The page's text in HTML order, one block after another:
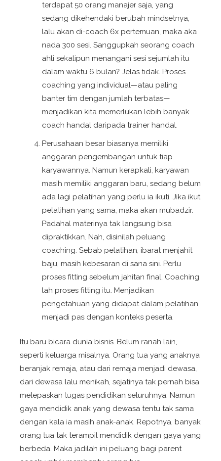
terdapat 50 orang manajer saja, yang
sedang dikehendaki berubah mindsetnya,
lalu akan di-coach 6x pertemuan, maka aka
nada 300 sesi. Sanggupkah seorang coach
ahli sekalipun menangani sesi sejumlah itu
dalam waktu 6 bulan? Jelas tidak. Proses
coaching yang individual—atau paling
banter tim dengan jumlah terbatas—
menjadikan kita memerlukan lebih banyak
coach handal daripada trainer handal.
Perusahaan besar biasanya memiliki
anggaran pengembangan untuk tiap
karyawannya. Namun kerapkali, karyawan
masih memiliki anggaran baru, sedang belum
ada lagi pelatihan yang perlu ia ikuti. Jika ikut
pelatihan yang sama, maka akan mubadzir.
Padahal materinya tak langsung bisa
dipraktikkan. Nah, disinilah peluang
coaching. Sebab pelatihan, ibarat menjahit
baju, masih kebesaran di sana sini. Perlu
proses fitting sebelum jahitan final. Coaching
lah proses fitting itu. Menjadikan
pengetahuan yang didapat dalam pelatihan
menjadi pas dengan konteks peserta.
Itu baru bicara dunia bisnis. Belum ranah lain,
seperti keluarga misalnya. Orang tua yang anaknya
beranjak remaja, atau dari remaja menjadi dewasa,
dari dewasa lalu menikah, sejatinya tak pernah bisa
melepaskan tugas pendidikan seluruhnya. Namun
gaya mendidik anak yang dewasa tentu tak sama
dengan kala ia masih anak-anak. Repotnya, banyak
orang tua tak terampil mendidik dengan gaya yang
berbeda. Maka jadilah ini peluang bagi parent